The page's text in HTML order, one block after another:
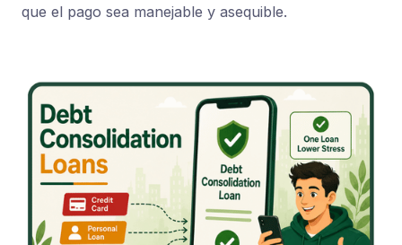
que el pago sea manejable y asequible.